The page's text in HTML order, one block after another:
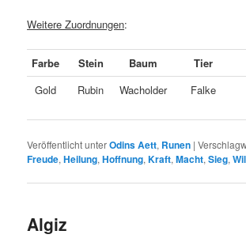
Weitere Zuordnungen:
Farbe Stein Baum Tier
Gold
Rubin Wacholder Falke
Veröffentlicht unterOdins Aett, Runen |
Freude,Heilung,Hoffnung,Kraft,Macht,Sieg,
Algiz